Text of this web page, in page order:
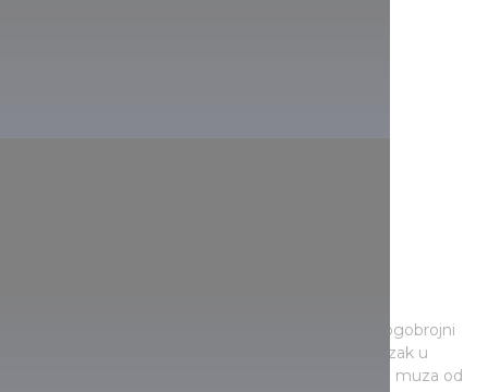
Možete posetiti mesta gde su živeli ili rođeni mnogobrojni
pisci ovog ili prošlog veka, što ponekad znači i ulazak u
domove i privatne prostore. Možete ići tragovima muza od